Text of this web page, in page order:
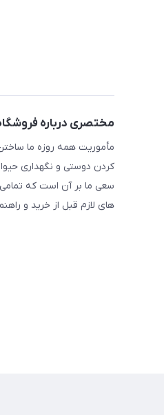
مختصری درباره
مأموریت همه روزه ما
کردن دوستی و نگهداری
سعی ما بر آن است که
های لازم قبل از خرید و